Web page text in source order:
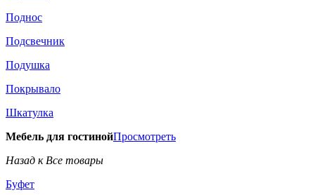
Поднос
Подсвечник
Подушка
Покрывало
Шкатулка
Мебель для гостинойПросмотреть
Назад к Все товары
Буфет